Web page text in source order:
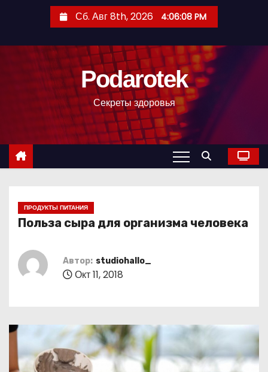
с
Сб. Авг 8th, 2026 4:06:09 PM
Podarotek
Секреты здоровья
ПРОДУКТЫ ПИТАНИЯ
Польза сыра для организма человека
Автор: studiohallo_
Окт 11, 2018